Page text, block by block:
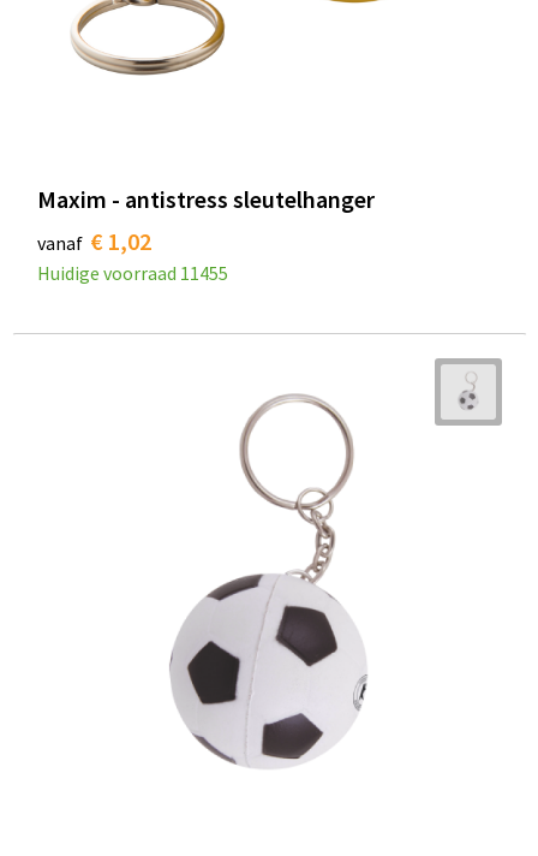
Maxim - antistress sleutelhanger
vanaf € 1,02
Huidige voorraad 11455